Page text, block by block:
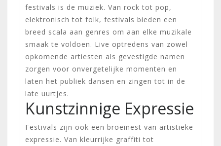
festivals is de muziek. Van rock tot pop,
elektronisch tot folk, festivals bieden een
breed scala aan genres om aan elke muzikale
smaak te voldoen. Live optredens van zowel
opkomende artiesten als gevestigde namen
zorgen voor onvergetelijke momenten en
laten het publiek dansen en zingen tot in de
late uurtjes.
Kunstzinnige Expressie
Festivals zijn ook een broeinest van artistieke
expressie. Van kleurrijke graffiti tot